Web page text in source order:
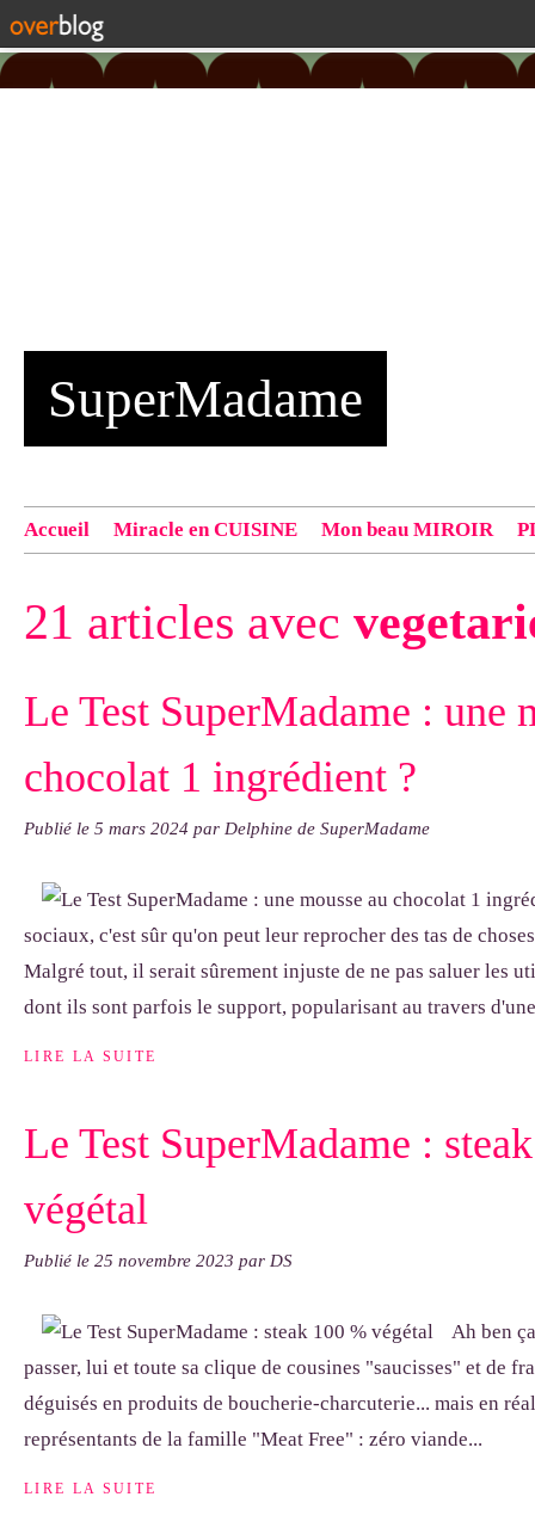
SuperMadame
Accueil Miracle en CUISINE Mon beau MIROIR
exemple : "Bonnet cloche From Annie", "Veste Rue
21 articles avec
Le Test SuperMadame : une
chocolat 1 ingrédient ?
Publié le 5 mars 2024 par Delphine de SuperMadame
sociaux, c'est sûr qu'on peut leur reprocher des tas de
Malgré tout, il serait sûrement injuste de ne pas saluer les
dont ils sont parfois le support, popularisant au travers
LIRE LA SUITE
Le Test SuperMadame :
végétal
Publié le 25 novembre 2023 par DS
Ah ben
passer, lui et toute sa clique de cousines "saucisses" et de
déguisés en produits de boucherie-charcuterie... mais en
représentants de la famille "Meat Free" : zéro viande...
LIRE LA SUITE